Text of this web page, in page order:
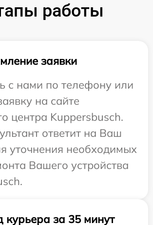
работы
заявки
с нами по телефону или
на сайте
центра Kuppersbusch.
ответит на Ваш
уточнения необходимых
Вашего устройства
курьера за 35 минут